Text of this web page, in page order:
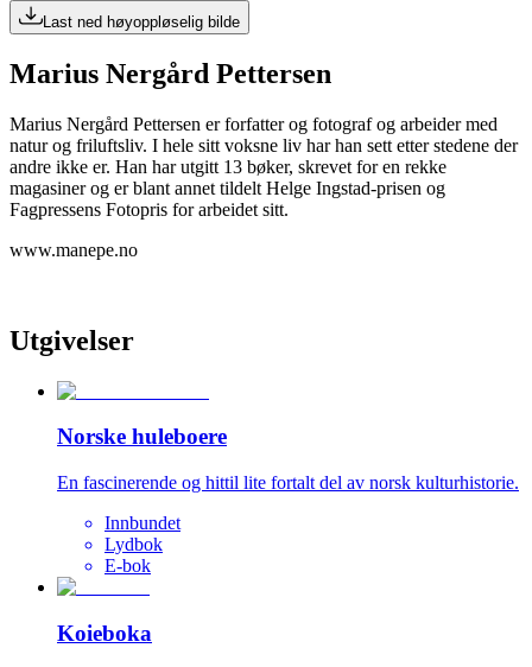
Last ned høyoppløselig bilde
Marius Nergård Pettersen
Marius Nergård Pettersen er forfatter og fotograf og arbeider med
natur og friluftsliv. I hele sitt voksne liv har han sett etter stedene der
andre ikke er. Han har utgitt 13 bøker, skrevet for en rekke
magasiner og er blant annet tildelt Helge Ingstad-prisen og
Fagpressens Fotopris for arbeidet sitt.
www.manepe.no
Utgivelser
Norske huleboere
En fascinerende og hittil lite fortalt del av norsk kulturhistorie.
Innbundet
Lydbok
E-bok
Koieboka